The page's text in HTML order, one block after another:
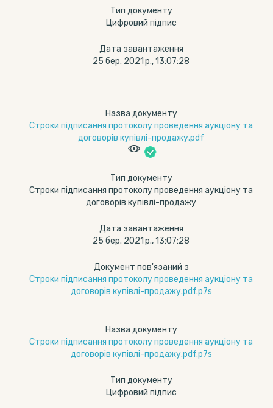
Тип документу
Цифровий підпис
Дата завантаження
25 бер. 2021 р., 13:07:28
Назва документу
Строки підписання протоколу проведення аукціону та
договорів купівлі-продажу.pdf
Тип документу
Строки підписання протоколу проведення аукціону та
договорів купівлі-продажу
Дата завантаження
25 бер. 2021 р., 13:07:28
Документ пов'язаний з
Строки підписання протоколу проведення аукціону та
договорів купівлі-продажу.pdf.p7s
Назва документу
Строки підписання протоколу проведення аукціону та
договорів купівлі-продажу.pdf.p7s
Тип документу
Цифровий підпис